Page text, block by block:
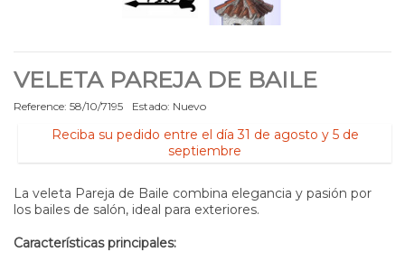
VELETA PAREJA DE BAILE
Reference: 58/10/7195 Estado: Nuevo
Reciba su pedido entre el día 31 de agosto y 5 de
septiembre
La veleta Pareja de Baile combina elegancia y pasión por
los bailes de salón, ideal para exteriores.
Características principales: